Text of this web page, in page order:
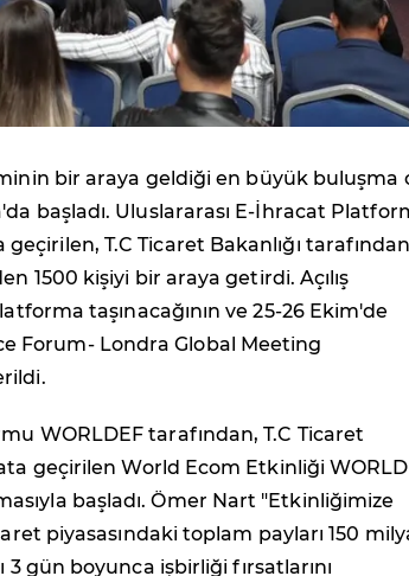
bir araya geldiği en büyük buluşma
başladı. Uluslararası E-İhracat
T.C Ticaret Bakanlığı tarafından
1500 kişiyi bir araya getirdi. Açılış
taşınacağının ve 25-26 Ekim'de
Forum- Londra Global Meeting
WORLDEF tarafından, T.C Ticaret
geçirilen World Ecom Etkinliği
başladı. Ömer Nart "Etkinliğimize
piyasasındaki toplam payları 150
3 gün boyunca işbirliği fırsatlarını